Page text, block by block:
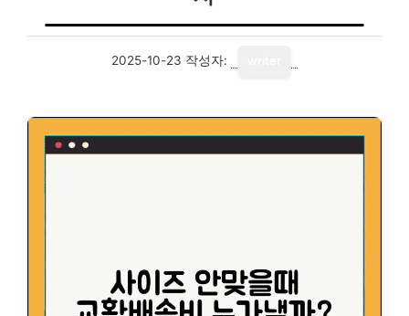
2025-10-23 작성자: